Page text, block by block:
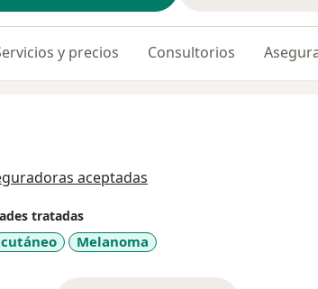
y precios Consultorios
aceptadas
tratadas
Melanoma